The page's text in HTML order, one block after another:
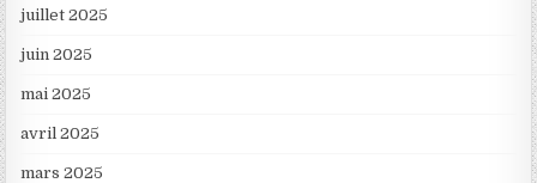
juillet 2025
juin 2025
mai 2025
avril 2025
mars 2025